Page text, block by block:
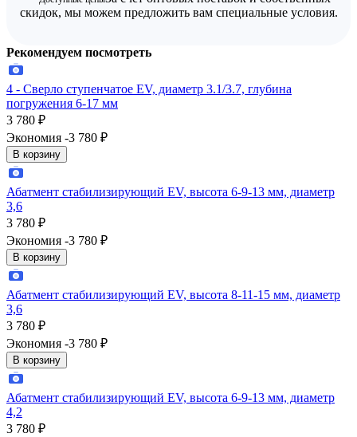
скидок, мы можем предложить вам специальные условия.
Рекомендуем посмотреть
4 - Сверло ступенчатое EV, диаметр 3.1/3.7, глубина
погружения 6-17 мм
3 780 ₽
Экономия -3 780 ₽
В корзину
Абатмент стабилизирующий EV, высота 6-9-13 мм, диаметр
3,6
3 780 ₽
Экономия -3 780 ₽
В корзину
Абатмент стабилизирующий EV, высота 8-11-15 мм, диаметр
3,6
3 780 ₽
Экономия -3 780 ₽
В корзину
Абатмент стабилизирующий EV, высота 6-9-13 мм, диаметр
4,2
3 780 ₽